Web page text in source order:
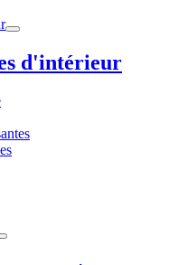
d'intérieur